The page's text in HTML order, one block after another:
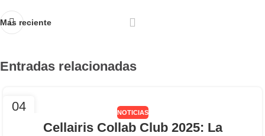
Mas reciente
Entradas relacionadas
04 NOTICIAS
Cellairis Collab Club 2025: La